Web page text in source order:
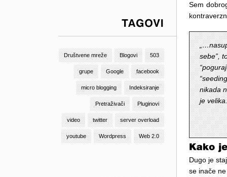
503
Blogovi
Društvene mreže
facebook
Google
grupe
Indeksiranje
micro blogging
Pluginovi
Pretraživači
server overload
twitter
video
Web 2.0
Wordpress
youtube
Sem
sebe”,
nikada
je
Dugo je
se inače